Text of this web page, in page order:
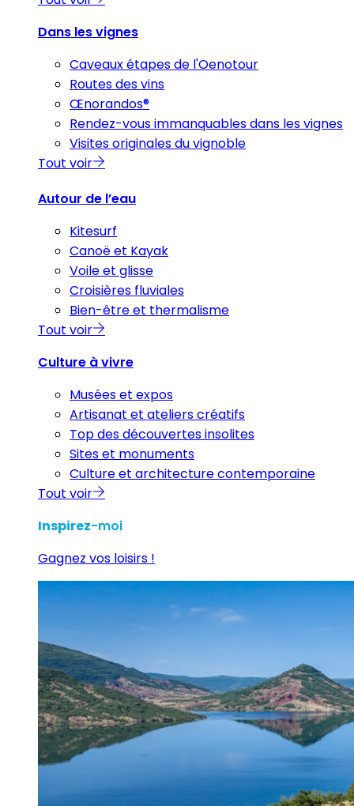
Dans les vignes
Caveaux étapes de l'Oenotour
Routes des vins
Œnorandos®
Rendez-vous immanquables dans les vignes
Visites originales du vignoble
Tout voir
Autour de l’eau
Kitesurf
Canoë et Kayak
Voile et glisse
Croisières fluviales
Bien-être et thermalisme
Tout voir
Culture à vivre
Musées et expos
Artisanat et ateliers créatifs
Top des découvertes insolites
Sites et monuments
Culture et architecture contemporaine
Tout voir
Inspirez-moi
Gagnez vos loisirs !